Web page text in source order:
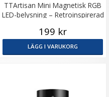
TTArtisan Mini Magnetisk RGB
LED-belysning – Retroinspirerad
199 kr
LÄGG I VARUKORG